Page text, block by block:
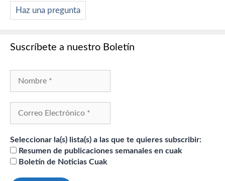
Haz una pregunta
Suscríbete a nuestro Boletín
Seleccionar la(s) lista(s) a las que te quieres subscribir:
Resumen de publicaciones semanales en cuak
Boletín de Noticias Cuak